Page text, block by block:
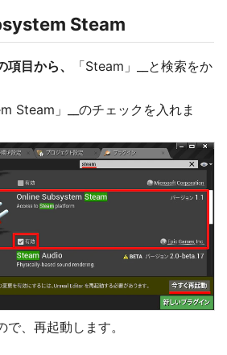
Steam
項目から、
「Steam」__と検索をか
Steam」__のチェックを入れま
、再起動します。